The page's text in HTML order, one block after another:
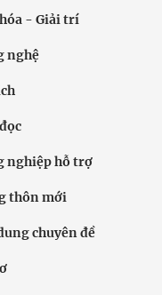
- Giải trí
nghệ
nghiệp hỗ trợ
thôn mới
chuyên đề